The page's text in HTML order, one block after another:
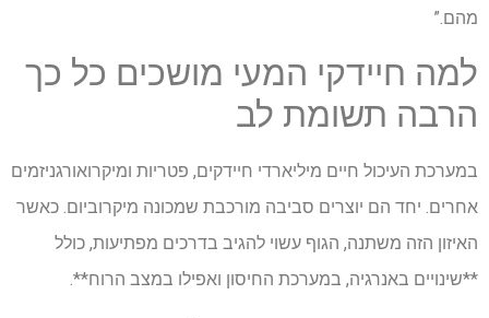
מהם.”
למה חיידקי המעי מושכים כל כך
הרבה תשומת לב
במערכת העיכול חיים מיליארדי חיידקים, פטריות ומיקרואורגניזמים
אחרים. יחד הם יוצרים סביבה מורכבת שמכונה מיקרוביום. כאשר
האיזון הזה משתנה, הגוף עשוי להגיב בדרכים מפתיעות, כולל
**שינויים באנרגיה, במערכת החיסון ואפילו במצב הרוח**.